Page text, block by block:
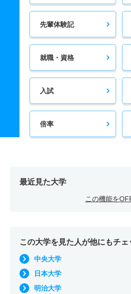
先輩体験記
就職・資格
入試
倍率
最近見た大学
この機能を
この大学を見た人が他にもチ
中央大学
日本大学
明治大学